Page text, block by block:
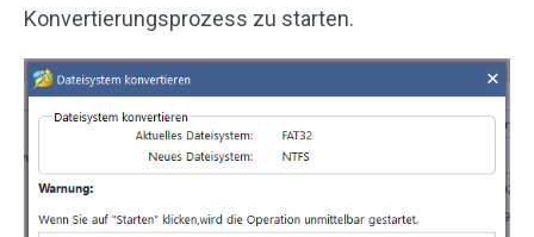
Konvertierungsprozess zu starten.